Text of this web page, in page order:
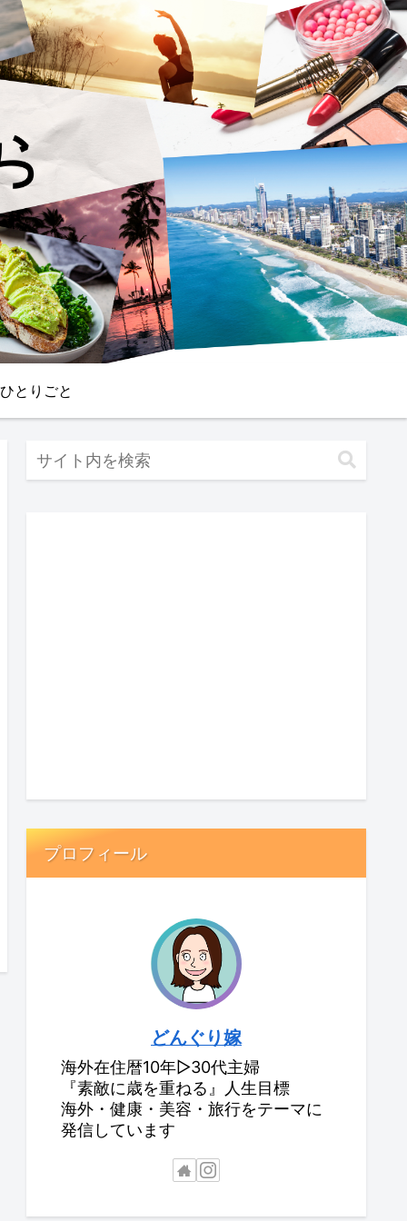
ひとりごと
プロフィール
どんぐり嫁
海外在住暦10年▷30代主婦
『素敵に歳を重ねる』人生目標
海外・健康・美容・旅行をテーマに
発信しています